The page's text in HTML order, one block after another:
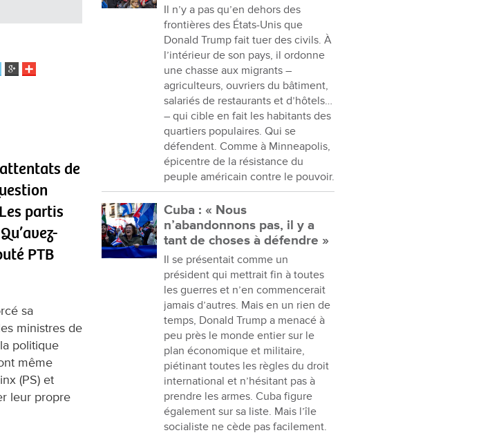
de
partis
PTB
sa
ministres de
politique
même
(PS) et
leur propre
Il n’y a pas qu’en dehors des
frontières des États-Unis que
Donald Trump fait tuer des civils. À
l’intérieur de son pays, il ordonne
une chasse aux migrants –
agriculteurs, ouvriers du bâtiment,
salariés de restaurants et d’hôtels…
– qui cible en fait les habitants des
quartiers populaires. Qui se
défendent. Comme à Minneapolis,
épicentre de la résistance du
peuple américain contre le pouvoir.
Cuba : « Nous
n’abandonnons pas, il y a
tant de choses à défendre »
Il se présentait comme un
président qui mettrait fin à toutes
les guerres et n’en commencerait
jamais d’autres. Mais en un rien de
temps, Donald Trump a menacé à
peu près le monde entier sur le
plan économique et militaire,
piétinant toutes les règles du droit
international et n’hésitant pas à
prendre les armes. Cuba figure
également sur sa liste. Mais l’île
socialiste ne cède pas facilement.